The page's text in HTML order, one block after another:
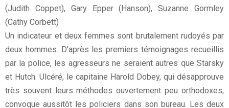
(Judith Coppet), Gary Epper (Hanson), Suzanne Gormley
(Cathy Corbett)
Un indicateur et deux femmes sont brutalement rudoyés par
deux hommes. D'après les premiers témoignages recueillis
par la police, les agresseurs ne seraient autres que Starsky
et Hutch. Ulcéré, le capitaine Harold Dobey, qui désapprouve
très souvent leurs méthodes ouvertement peu orthodoxes,
convoque aussitôt les policiers dans son bureau. Les deux